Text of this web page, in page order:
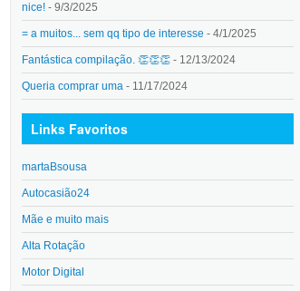
nice! - 9/3/2025
= a muitos... sem qq tipo de interesse - 4/1/2025
Fantástica compilação. 👏👏👏 - 12/13/2024
Queria comprar uma - 11/17/2024
Links Favoritos
martaBsousa
Autocasião24
Mãe e muito mais
Alta Rotação
Motor Digital